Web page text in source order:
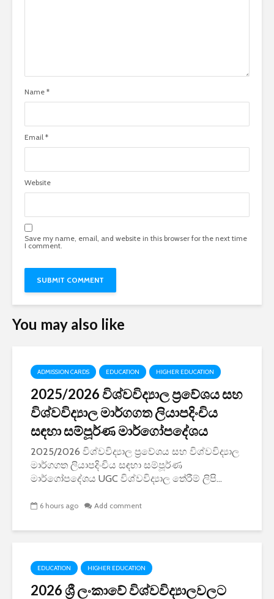
Name *
Email *
Website
Save my name, email, and website in this browser for the next time
I comment.
You may also like
ADMISSION CARDS EDUCATION HIGHER EDUCATION
2025/2026 විශ්වවිද්‍යාල ප්‍රවේශය සහ
විශ්වවිද්‍යාල මාර්ගගත ලියාපදිංචිය
සඳහා සම්පූර්ණ මාර්ගෝපදේශය
2025/2026 විශ්වවිද්‍යාල ප්‍රවේශය සහ විශ්වවිද්‍යාල
මාර්ගගත ලියාපදිංචිය සඳහා සම්පූර්ණ
මාර්ගෝපදේශය UGC විශ්වවිද්‍යාල තේරීම් ලිපි...
6 hours ago Add comment
EDUCATION HIGHER EDUCATION
2026 ශ්‍රී ලංකාවේ විශ්වවිද්‍යාලවලට